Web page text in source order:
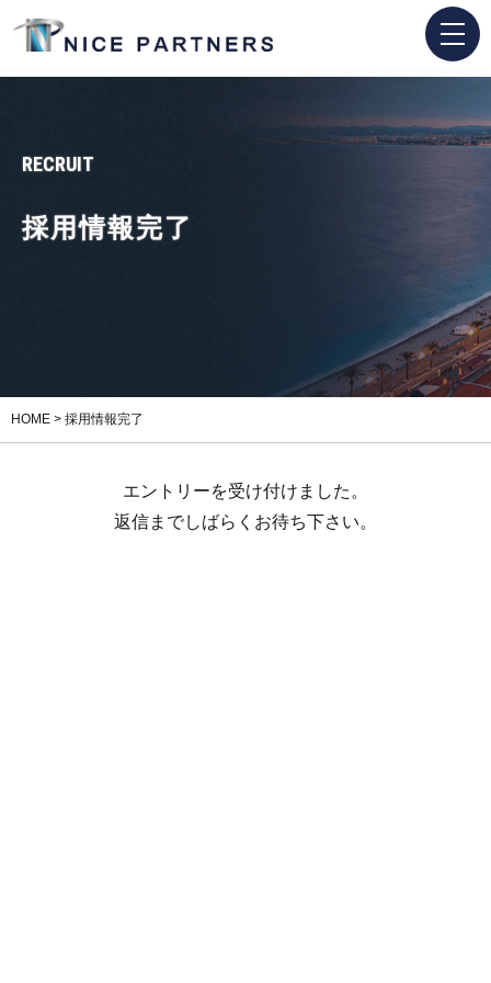
RECRUIT
採用情報完了
HOME > 採用情報完了
エントリーを受け付けました。
返信までしばらくお待ち下さい。